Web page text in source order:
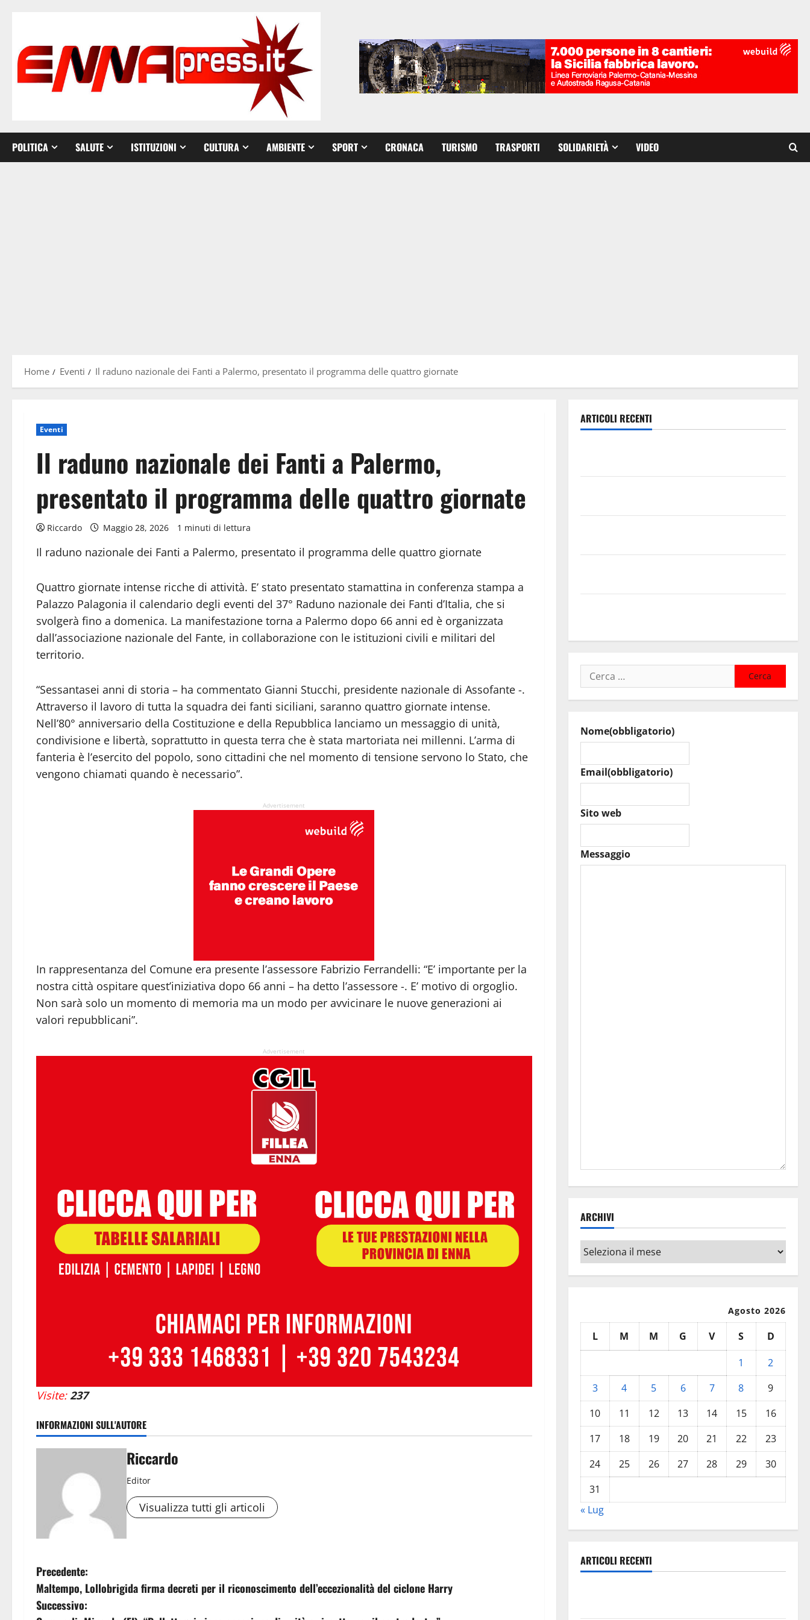
POLITICA SALUTE ISTITUZIONI CULTURA AMBIENTE SPORT CRONACA TURISMO TRASPORTI SOLIDARIETÀ VIDEO
Home Eventi Il raduno nazionale dei Fanti a Palermo, presentato il programma delle quattro giornate
Eventi
Il raduno nazionale dei Fanti a Palermo,
presentato il programma delle quattro giornate
Riccardo Maggio 28, 2026 1 minuti di lettura
Il raduno nazionale dei Fanti a Palermo, presentato il programma delle quattro giornate
Quattro giornate intense ricche di attività. E’ stato presentato stamattina in conferenza stampa a
Palazzo Palagonia il calendario degli eventi del 37° Raduno nazionale dei Fanti d’Italia, che si
svolgerà fino a domenica. La manifestazione torna a Palermo dopo 66 anni ed è organizzata
dall’associazione nazionale del Fante, in collaborazione con le istituzioni civili e militari del
territorio.
“Sessantasei anni di storia – ha commentato Gianni Stucchi, presidente nazionale di Assofante -.
Attraverso il lavoro di tutta la squadra dei fanti siciliani, saranno quattro giornate intense.
Nell’80° anniversario della Costituzione e della Repubblica lanciamo un messaggio di unità,
condivisione e libertà, soprattutto in questa terra che è stata martoriata nei millenni. L’arma di
fanteria è l’esercito del popolo, sono cittadini che nel momento di tensione servono lo Stato, che
vengono chiamati quando è necessario”.
Advertisement
In rappresentanza del Comune era presente l’assessore Fabrizio Ferrandelli: “E’ importante per la
nostra città ospitare quest’iniziativa dopo 66 anni – ha detto l’assessore -. E’ motivo di orgoglio.
Non sarà solo un momento di memoria ma un modo per avvicinare le nuove generazioni ai
valori repubblicani”.
Advertisement
Visite: 237
INFORMAZIONI SULL'AUTORE
Riccardo
Editor
Visualizza tutti gli articoli
N
a
Precedente:
Maltempo, Lollobrigida firma decreti per il riconoscimento dell’eccezionalità del ciclone Harry
Successivo:
ARTICOLI RECENTI
Ricerca
per:
Nome(obbligatorio)
Email(obbligatorio)
Sito web
Messaggio
ARCHIVI
Archivi
Agosto 2026
L M M G V S
D
1
2
3
4 5 6 7 8
9
10
11 12 13 14 15
16
17
18 19 20 21 22
23
24
25 26 27 28 29
30
31
« Lug
ARTICOLI RECENTI